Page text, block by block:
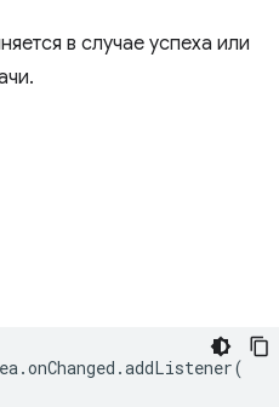
в случае успеха или
.onChanged .addListener(